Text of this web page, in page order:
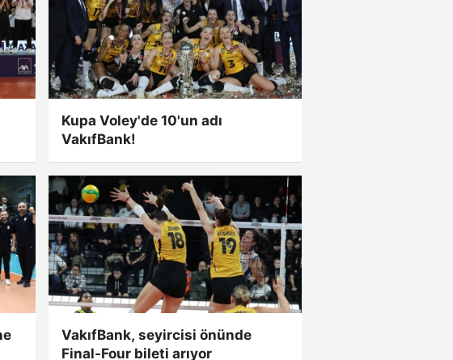
Kupa Voley'de 10'un adı
VakıfBank!
VakıfBank, seyircisi önünde
Final-Four bileti arıyor